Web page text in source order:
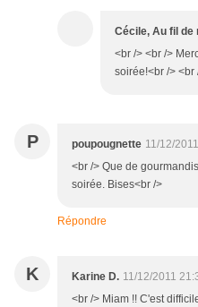
Cécile, Au fil de
<br /> <br />
soirée!<br /> <br
P poupougnette 11/12/
<br /> Que de
soirée. Bises<br />
Répondre
K Karine D. 11/12/2011
<br /> Miam !! C'est